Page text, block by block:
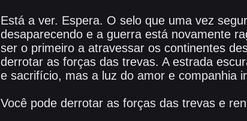
Está a ver. Espera. O selo que uma vez
desaparecendo e a guerra está novamente
ser o primeiro a atravessar os continentes
derrotar as forças das trevas. A estrada
e sacrifício, mas a luz do amor e companhia
Você pode derrotar as forças das trevas e